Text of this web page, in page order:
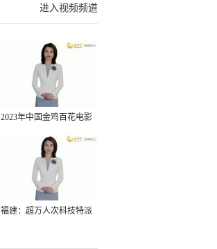
阶段活动在福州举行
进入视频频道
2023年中国金鸡百花电影
节有福电影巡展31日启动
福建：超万人次科技特派